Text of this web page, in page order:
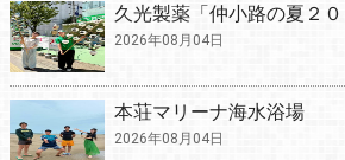
久光製薬「仲小路の夏２
2026年08月04日
本荘マリーナ海水浴場
2026年08月04日